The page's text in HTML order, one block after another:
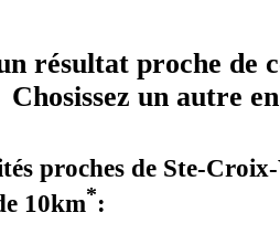
résultat proche de
Chosissez un autre
proches de Ste-
10km*: